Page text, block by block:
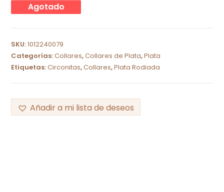
Agotado
SKU:1012240079
Categorías:Collares,Collares de Plata,Plata
Etiquetas:Circonitas,Collares,Plata Rodiada
Añadir a mi lista de deseos